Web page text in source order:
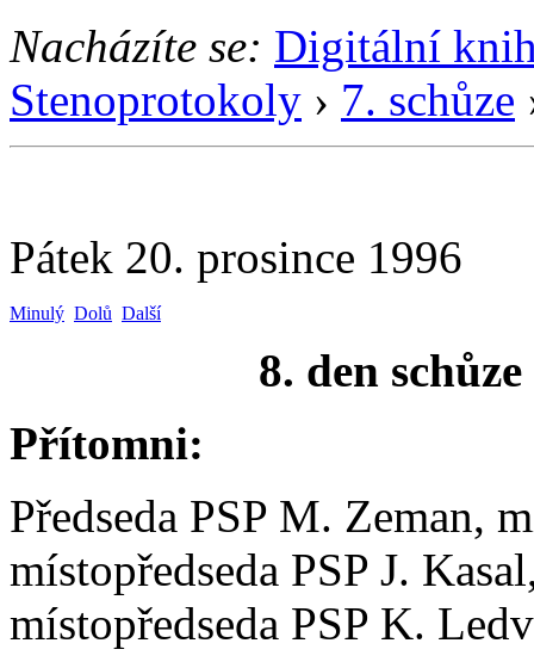
Nacházíte se: Digitální
Stenoprotokoly › 7. schůze
Pátek 20. prosince 1996
Minulý Dolů Další
8. den
Přítomni:
Předseda PSP M. Zeman,
místopředseda PSP J.
místopředseda PSP K.